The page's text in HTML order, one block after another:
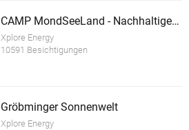
CAMP MondSeeLand - Nachhaltiger Tourismusbetrieb
Xplore Energy
10591 Besichtigungen
Gröbminger Sonnenwelt
Xplore Energy